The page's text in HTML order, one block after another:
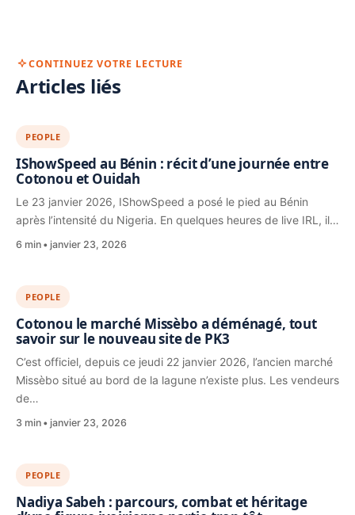
CONTINUEZ VOTRE LECTURE
Articles liés
PEOPLE
IShowSpeed au Bénin : récit d’une journée entre
Cotonou et Ouidah
Le 23 janvier 2026, IShowSpeed a posé le pied au Bénin
après l’intensité du Nigeria. En quelques heures de live IRL, il…
6 min janvier 23, 2026
PEOPLE
Cotonou le marché Missèbo a déménagé, tout
savoir sur le nouveau site de PK3
C’est officiel, depuis ce jeudi 22 janvier 2026, l’ancien marché
Missèbo situé au bord de la lagune n’existe plus. Les vendeurs
de…
3 min janvier 23, 2026
PEOPLE
Nadiya Sabeh : parcours, combat et héritage